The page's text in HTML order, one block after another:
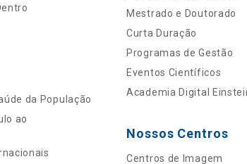
da População
ao
Mestrado e Doutorado
Curta Duração
Programas de Gestão
Eventos Científicos
Academia Digital
Nossos Centros
Centros de Imagem